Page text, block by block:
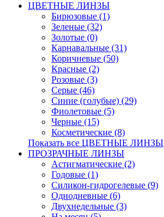
ЦВЕТНЫЕ ЛИНЗЫ
Бирюзовые (1)
Зеленые (32)
Золотые (0)
Карнавальные (31)
Коричневые (50)
Красные (2)
Розовые (3)
Серые (46)
Синие (голубые) (29)
Фиолетовые (5)
Черные (15)
Косметические (8)
Показать все ЦВЕТНЫЕ ЛИНЗЫ
ПРОЗРАЧНЫЕ ЛИНЗЫ
Астигматические (2)
Годовые (1)
Силикон-гидрогелевые (9)
Однодневные (6)
Двухнедельные (3)